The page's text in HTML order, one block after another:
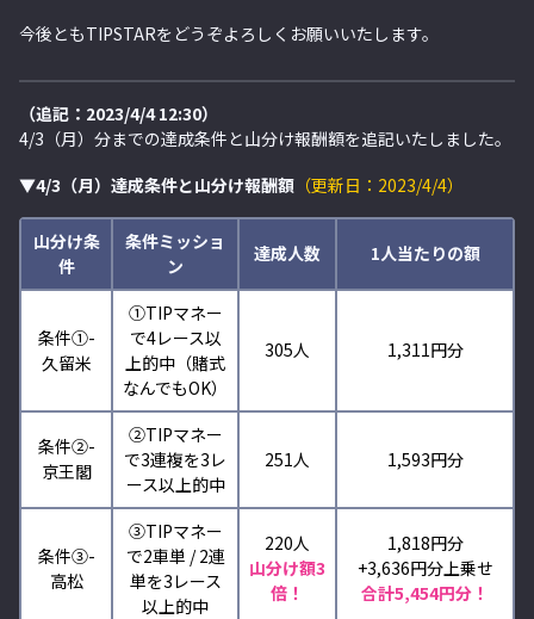
今後ともTIPSTARをどうぞよろしくお願いいたします。
（追記：2023/4/4 12:30）
4/3 （月）分までの達成条件と山分け報酬額を追記いたしました。
▼4/3（月）達成条件と山分け報酬額 （更新日：2023/4/4）
山分け条
件
条件ミッショ
ン
達成人数 1人当たりの額
条件①-
久留米
①TIPマネー
で4レース以
上的中（賭式
なんでもOK）
305人 1,311円分
条件②-
京王閣
②TIPマネー
で3連複を3レ
ース以上的中
251人 1,593円分
条件③-
高松
③TIPマネー
で2車単 / 2連
単を3レース
以上的中
220人
山分け額3
倍！
1,818円分
+3,636円分上乗せ
合計5,454円分！